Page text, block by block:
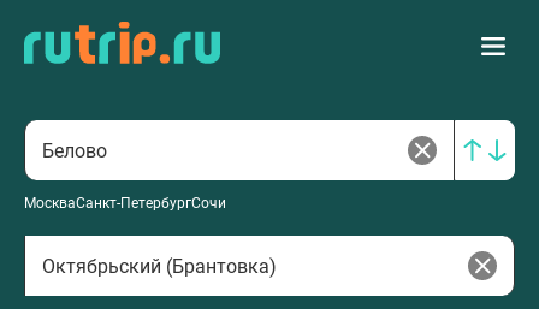
МоскваСанкт-ПетербургСочи